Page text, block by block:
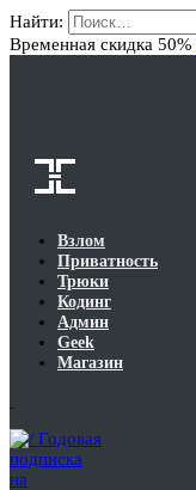
Найти:
Временная скидка 50%
Взлом
Приватность
Трюки
Кодинг
Админ
Geek
Магазин
Годовая
подписка
на